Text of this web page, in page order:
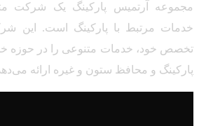
مجموعه آرتمیس پارکینگ یک شرکت
خدمات مرتبط با پارکینگ است. این
تخصص خود، خدمات متنوعی را در حوزه
پارکینگ و محافظ ستون و غیره ارائه